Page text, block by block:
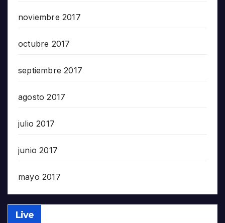
noviembre 2017
octubre 2017
septiembre 2017
agosto 2017
julio 2017
junio 2017
mayo 2017
Live